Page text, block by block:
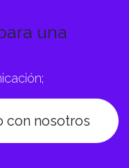
una
con nosotros